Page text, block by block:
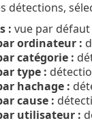
détections,
: vue par défaut
ordinateur :
catégorie :
type :
hachage :
cause :
utilisateur :